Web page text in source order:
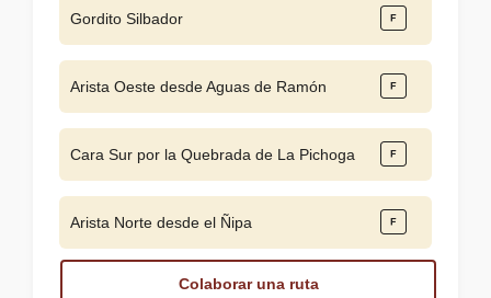
Gordito Silbador
Arista Oeste desde Aguas de Ramón
Cara Sur por la Quebrada de La Pichoga
Arista Norte desde el Ñipa
Colaborar una ruta